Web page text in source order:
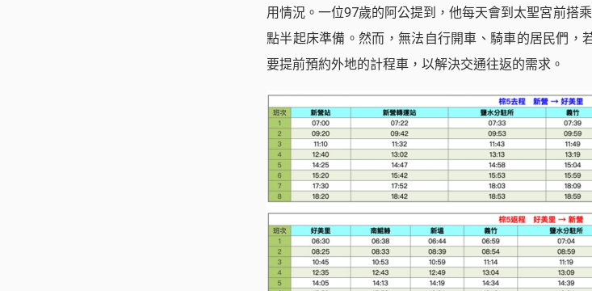
用情況。一位97歲的阿公提到，他每天會到太聖宮前搭
點半起床準備。然而，無法自行開車、騎車的居民們，
要提前預約外地的計程車，以解決交通往返的需求。